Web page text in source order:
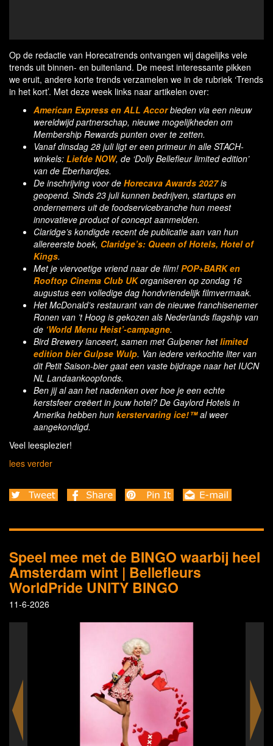
Op de redactie van Horecatrends ontvangen wij dagelijks vele
trends uit binnen- en buitenland. De meest interessante pikken
we eruit, andere korte trends verzamelen we in de rubriek ‘Trends
in het kort’. Met deze week links naar artikelen over:
American Express en ALL Accorbieden via een nieuw
wereldwijd partnerschap, nieuwe mogelijkheden om
Membership Rewards punten over te zetten.
Vanaf dinsdag 28 juli ligt er een primeur in alle STACH-
winkels: Liefde NOW, de ‘Dolly Bellefleur limited edition’
van de Eberhardjes.
De inschrijving voor de Horecava Awards 2027 is
geopend. Sinds 23 juli kunnen bedrijven, startups en
ondernemers uit de foodservicebranche hun meest
innovatieve product of concept aanmelden.
Claridge’s kondigde recent de publicatie aan van hun
allereerste boek, Claridge’s: Queen of Hotels, Hotel of
Kings.
Met je viervoetige vriend naar de film! POP+BARK en
Rooftop Cinema Club UKorganiseren op zondag 16
augustus een volledige dag hondvriendelijk filmvermaak.
Het McDonald’s restaurant van de nieuwe franchisenemer
Ronen van ’t Hoog is gekozen als Nederlands flagship van
de ‘World Menu Heist’-campagne.
Bird Brewery lanceert, samen met Gulpener hetlimited
edition bier Gulpse Wulp. Van iedere verkochte liter van
dit Petit Saison-bier gaat een vaste bijdrage naar het IUCN
NL Landaankoopfonds.
Ben jij al aan het nadenken over hoe je een echte
kerstsfeer creëert in jouw hotel? De Gaylord Hotels in
Amerika hebben hun kerstervaring ice!™al weer
aangekondigd.
Veel leesplezier!
lees verder
Speel mee met de BINGO waarbij heel
Amsterdam wint | Bellefleurs
WorldPride UNITY BINGO
11-6-2026